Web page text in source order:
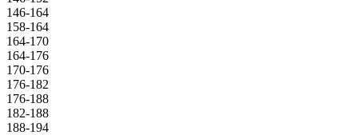
146-164
158-164
164-170
164-176
170-176
176-182
176-188
182-188
188-194